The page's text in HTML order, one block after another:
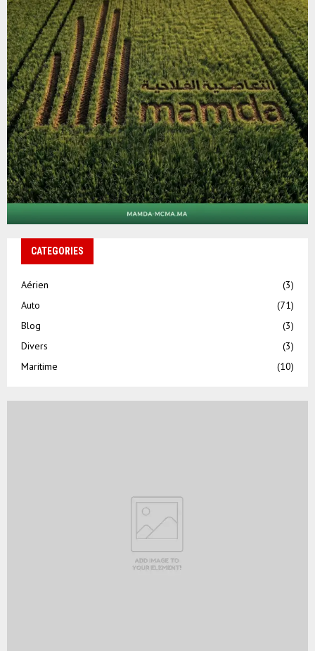
CATEGORIES
Aérien
(3)
Auto
(71)
Blog
(3)
Divers
(3)
Maritime
(10)